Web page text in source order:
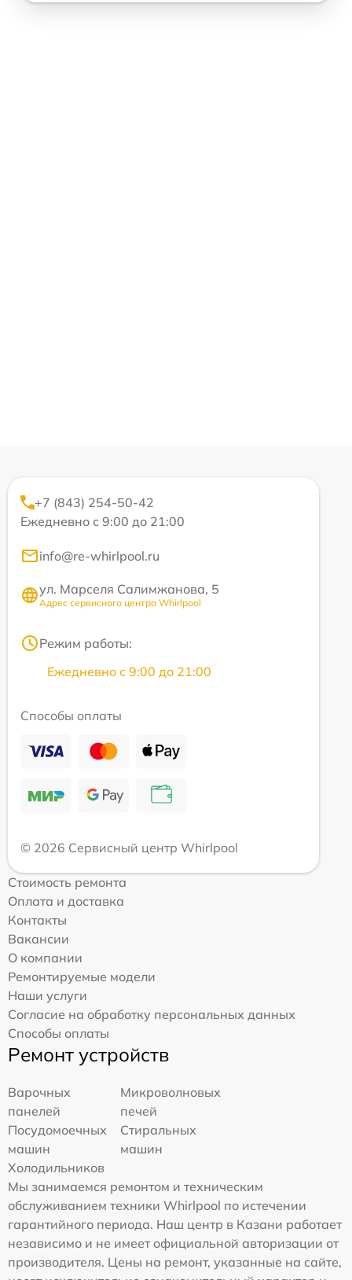
+7 (843) 254-50-42
Ежедневно с 9:00 до 21:00
info@re-whirlpool.ru
ул. Марселя Салимжанова, 5
Адрес сервисного центра Whirlpool
Режим работы:
Ежедневно с 9:00 до 21:00
Способы оплаты
© 2026 Сервисный центр Whirlpool
Стоимость ремонта
Оплата и доставка
Контакты
Вакансии
О компании
Ремонтируемые модели
Наши услуги
Согласие на обработку персональных данных
Способы оплаты
Ремонт устройств
Варочных
панелей
Микроволновых
печей
Посудомоечных
машин
Стиральных
машин
Холодильников
Мы занимаемся ремонтом и техническим
обслуживанием техники Whirlpool по истечении
гарантийного периода. Наш центр в Казани работает
независимо и не имеет официальной авторизации от
производителя. Цены на ремонт, указанные на сайте,